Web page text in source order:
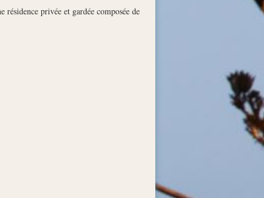
privée et gardée composée de